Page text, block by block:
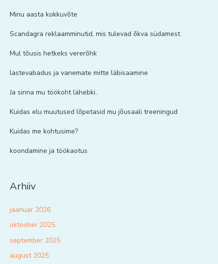
Minu aasta kokkuvõte
Scandagra reklaamminutid, mis tulevad õkva südamest.
Mul tõusis hetkeks vererõhk
lastevabadus ja vanemate mitte läbisaamine
Ja sinna mu töökoht lähebki..
Kuidas elu muutused lõpetasid mu jõusaali treeningud
Kuidas me kohtusime?
koondamine ja töökaotus
Arhiiv
jaanuar 2026
oktoober 2025
september 2025
august 2025